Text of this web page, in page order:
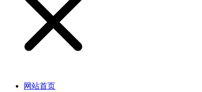
网站首页